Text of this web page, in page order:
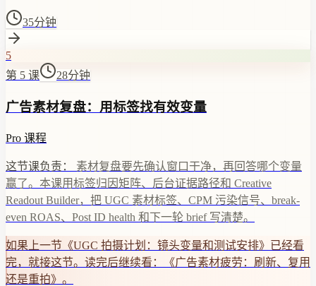
35分钟
5
第 5 课
28分钟
广告素材复盘：用标签找有效变量
Pro 课程
这节课负责：
素材复盘要先确认窗口干净，再回答哪个变量
赢了。本课用标签归因矩阵、后台证据路径和 Creative
Readout Builder，把 UGC 素材标签、CPM 污染信号、break-
even ROAS、Post ID health 和下一轮 brief 写清楚。
如果上一节《UGC 拍摄计划：镜头变量和测试安排》已经看
完，就接这节。读完后继续看：《广告素材疲劳：刷新、复用
还是重拍》。